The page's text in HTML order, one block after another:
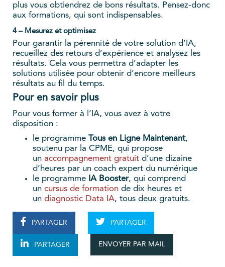
plus vous obtiendrez de bons résultats. Pensez-donc
aux formations, qui sont indispensables.
4 – Mesurez et optimisez
Pour garantir la pérennité de votre solution d’IA,
recueillez des retours d’expérience et analysez les
résultats. Cela vous permettra d’adapter les
solutions utilisée pour obtenir d’encore meilleurs
résultats au fil du temps.
Pour en savoir plus
Pour vous former à l’IA, vous avez à votre
disposition :
le programme Tous en Ligne Maintenant,
soutenu par la CPME, qui propose
un accompagnement gratuit d’une dizaine
d’heures par un coach expert du numérique
le programme IA Booster, qui comprend
un cursus de formation de dix heures et
un diagnostic Data IA, tous deux gratuits.
PARTAGER PARTAGER
PARTAGER ENVOYER PAR MAIL